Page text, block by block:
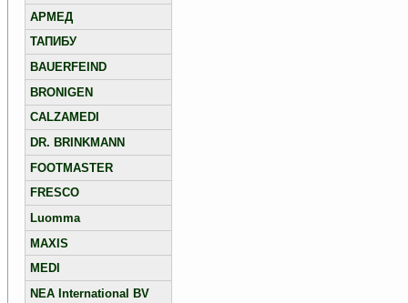
АРМЕД
ТАПИБУ
BAUERFEIND
BRONIGEN
CALZAMEDI
DR. BRINKMANN
FOOTMASTER
FRESCO
Luomma
MAXIS
MEDI
NEA International BV